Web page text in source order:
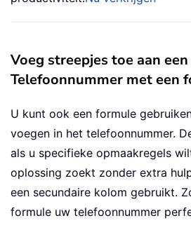
Voeg streepjes toe aan
Telefoonnummer met een
U kunt ook een formule
voegen in het telefoonnummer.
als u specifieke opmaakregels
oplossing zoekt zonder extra
een secundaire kolom gebruikt.
formule uw telefoonnummer